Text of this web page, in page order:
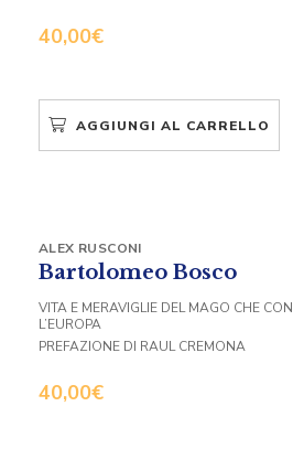
40,00€
AGGIUNGI AL CARRELLO
Bartolomeo Bosco
40,00€
ALEX RUSCONI
VITA E MERAVIGLIE DEL MAGO CHE
L’EUROPA
PREFAZIONE DI RAUL CREMONA